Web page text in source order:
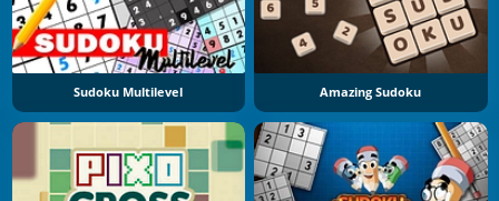
Sudoku Multilevel Amazing Sudoku